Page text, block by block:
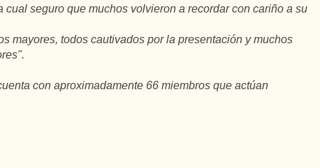
seguro que muchos volvieron a recordar con cariño a su
mayores, todos cautivados por la presentación y muchos
con aproximadamente 66 miembros que actúan